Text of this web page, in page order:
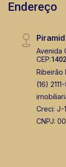
Endereço
Avenida
CEP:
Ribeirão
(16)
Creci: J-
CNPJ: